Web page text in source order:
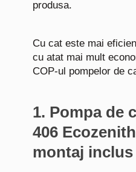
produsa.
Cu cat este mai
cu atat mai mult
COP-ul pompelor de
1. Pompa de
406
montaj inclus